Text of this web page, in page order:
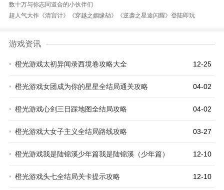
数十万与你志同道合的小伙伴们
超人气大作《清宫计》《穿越之姻缘劫》《逆袭之星途闪耀》登陆即玩
游戏资讯
• 橙光游戏太初异闻录西境卷攻略大全 12-25
• 橙光游戏女团成为你的星星全结局通关攻略 04-02
• 橙光游戏心剑三日踩地图全结局攻略 04-02
• 橙光游戏大女子主义全结局路线攻略 03-27
• 橙光游戏我是陆锦溪少年篇我是陆锦溪（少年篇） 12-10
• 橙光游戏头七全结局关卡提示攻略 12-10